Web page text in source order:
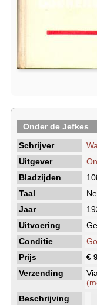
Onder de Jefkes
Schrijver
Uitgever
Bladzijden
Taal
Jaar
Uitvoering
Conditie
Prijs
€
Verzending
Beschrijving